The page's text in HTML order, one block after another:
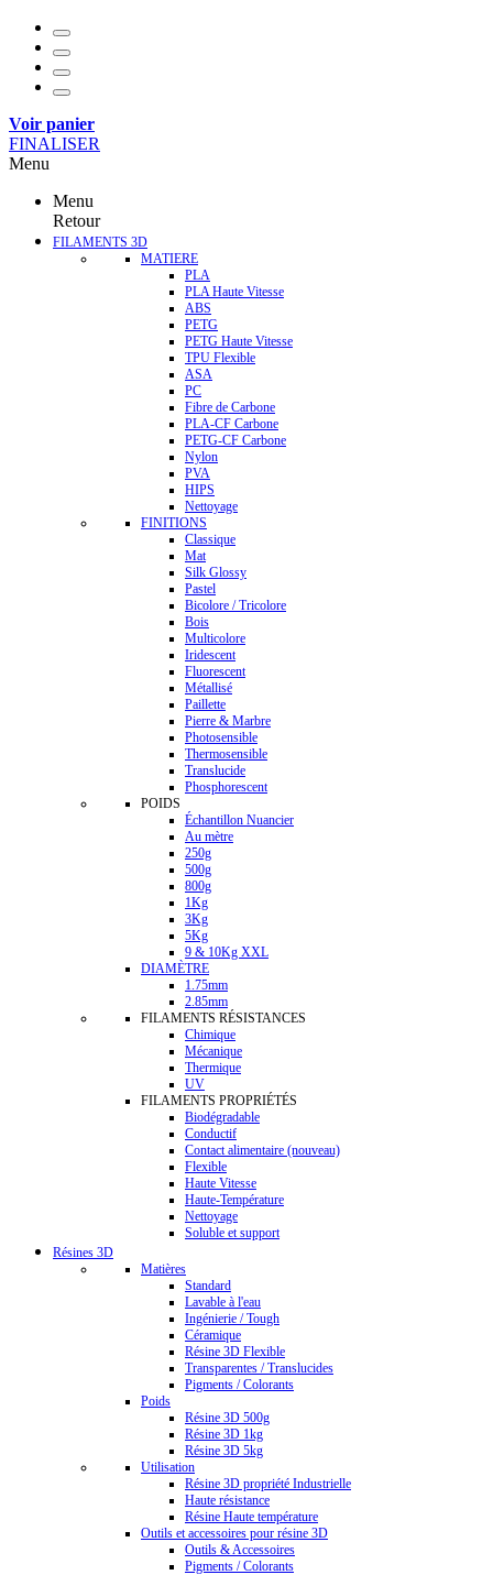
Voir panier
FINALISER
Menu
Menu
Retour
FILAMENTS 3D
MATIERE
PLA
PLA Haute Vitesse
ABS
PETG
PETG Haute Vitesse
TPU Flexible
ASA
PC
Fibre de Carbone
PLA-CF Carbone
PETG-CF Carbone
Nylon
PVA
HIPS
Nettoyage
FINITIONS
Classique
Mat
Silk Glossy
Pastel
Bicolore / Tricolore
Bois
Multicolore
Iridescent
Fluorescent
Métallisé
Paillette
Pierre & Marbre
Photosensible
Thermosensible
Translucide
Phosphorescent
POIDS
Échantillon Nuancier
Au mètre
250g
500g
800g
1Kg
3Kg
5Kg
9 & 10Kg XXL
DIAMÈTRE
1.75mm
2.85mm
FILAMENTS RÉSISTANCES
Chimique
Mécanique
Thermique
UV
FILAMENTS PROPRIÉTÉS
Biodégradable
Conductif
Contact alimentaire (nouveau)
Flexible
Haute Vitesse
Haute-Température
Nettoyage
Soluble et support
Résines 3D
Matières
Standard
Lavable à l'eau
Ingénierie / Tough
Céramique
Résine 3D Flexible
Transparentes / Translucides
Pigments / Colorants
Poids
Résine 3D 500g
Résine 3D 1kg
Résine 3D 5kg
Utilisation
Résine 3D propriété Industrielle
Haute résistance
Résine Haute température
Outils et accessoires pour résine 3D
Outils & Accessoires
Pigments / Colorants